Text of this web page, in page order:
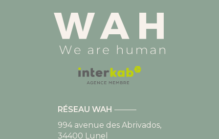
RÉSEAU WAH
994 avenue des Abrivados,
34400 Lunel